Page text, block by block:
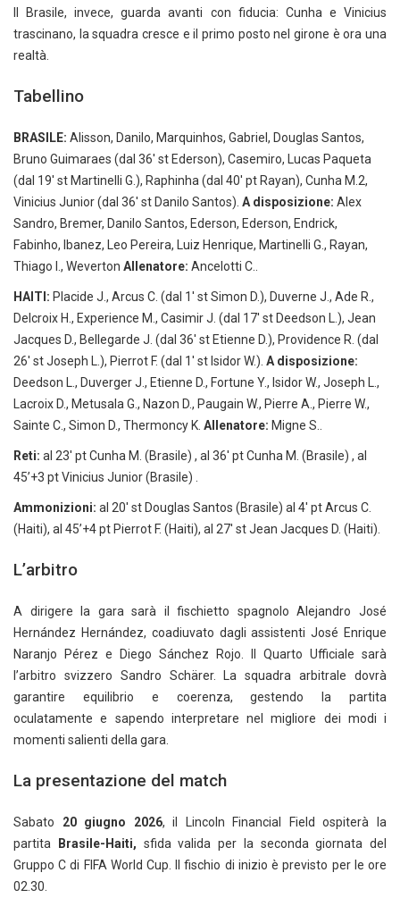
Il Brasile, invece, guarda avanti con fiducia: Cunha e Vinicius
trascinano, la squadra cresce e il primo posto nel girone è ora una
realtà.
Tabellino
BRASILE: Alisson, Danilo, Marquinhos, Gabriel, Douglas Santos,
Bruno Guimaraes (dal 36′ st Ederson), Casemiro, Lucas Paqueta
(dal 19′ st Martinelli G.), Raphinha (dal 40′ pt Rayan), Cunha M.2,
Vinicius Junior (dal 36′ st Danilo Santos). A disposizione: Alex
Sandro, Bremer, Danilo Santos, Ederson, Ederson, Endrick,
Fabinho, Ibanez, Leo Pereira, Luiz Henrique, Martinelli G., Rayan,
Thiago I., Weverton Allenatore: Ancelotti C..
HAITI: Placide J., Arcus C. (dal 1′ st Simon D.), Duverne J., Ade R.,
Delcroix H., Experience M., Casimir J. (dal 17′ st Deedson L.), Jean
Jacques D., Bellegarde J. (dal 36′ st Etienne D.), Providence R. (dal
26′ st Joseph L.), Pierrot F. (dal 1′ st Isidor W.). A disposizione:
Deedson L., Duverger J., Etienne D., Fortune Y., Isidor W., Joseph L.,
Lacroix D., Metusala G., Nazon D., Paugain W., Pierre A., Pierre W.,
Sainte C., Simon D., Thermoncy K. Allenatore: Migne S..
Reti: al 23′ pt Cunha M. (Brasile) , al 36′ pt Cunha M. (Brasile) , al
45’+3 pt Vinicius Junior (Brasile) .
Ammonizioni: al 20′ st Douglas Santos (Brasile) al 4′ pt Arcus C.
(Haiti), al 45’+4 pt Pierrot F. (Haiti), al 27′ st Jean Jacques D. (Haiti).
L’arbitro
A dirigere la gara sarà il fischietto spagnolo Alejandro José
Hernández Hernández, coadiuvato dagli assistenti José Enrique
Naranjo Pérez e Diego Sánchez Rojo. Il Quarto Ufficiale sarà
l’arbitro svizzero Sandro Schärer. La squadra arbitrale dovrà
garantire equilibrio e coerenza, gestendo la partita
oculatamente e sapendo interpretare nel migliore dei modi i
momenti salienti della gara.
La presentazione del match
Sabato 20 giugno 2026, il Lincoln Financial Field ospiterà la
partita
Brasile-Haiti, sfida valida per la seconda giornata del
Gruppo C di FIFA World Cup. Il fischio di inizio è previsto per le ore
02.30.